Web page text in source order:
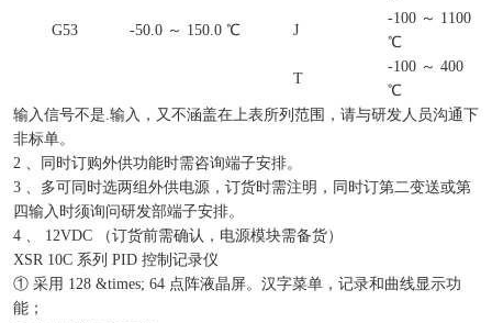
G53 -50.0 ～ 150.0 ℃ J
-100 ～ 1100
℃
T
-100 ～ 400
℃
输入信号不是.输入，又不涵盖在上表所列范围，请与研发人员沟通下
非标单。
2 、同时订购外供功能时需咨询端子安排。
3 、多可同时选两组外供电源，订货时需注明，同时订第二变送或第
四输入时须询问研发部端子安排。
4 、 12VDC （订货前需确认，电源模块需备货）
XSR 10C 系列 PID 控制记录仪
① 采用 128 &times; 64 点阵液晶屏。汉字菜单，记录和曲线显示功
能；